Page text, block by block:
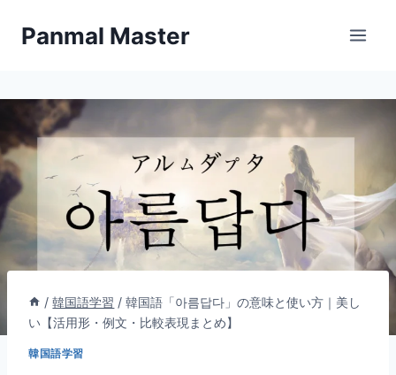
プ
Panmal Master
/ 韓国語学習 / 韓国語「아름답다」の意味と使い方｜美し
い【活用形・例文・比較表現まとめ】
韓国語学習